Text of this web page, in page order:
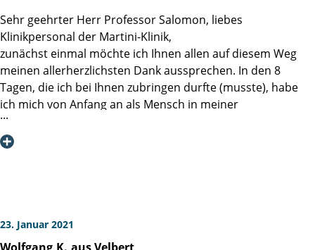
Sehr geehrter Herr Professor Salomon, liebes
Klinikpersonal der Martini-Klinik,
zunächst einmal möchte ich Ihnen allen auf diesem Weg
meinen allerherzlichsten Dank aussprechen. In den 8
Tagen, die ich bei Ihnen zubringen durfte (musste), habe
ich mich von Anfang an als Mensch in meiner
Persönlichkeit wahr- und angenommen gefühlt. Durch
Kompetenz und Professionalität und durch stets große
ermutigen, ebenfalls diesen Schritt zu tun. Aufgrund
kontinuierlich steigender PSA-Werte - zuletzt 18,6 - wurde
23. Januar 2021